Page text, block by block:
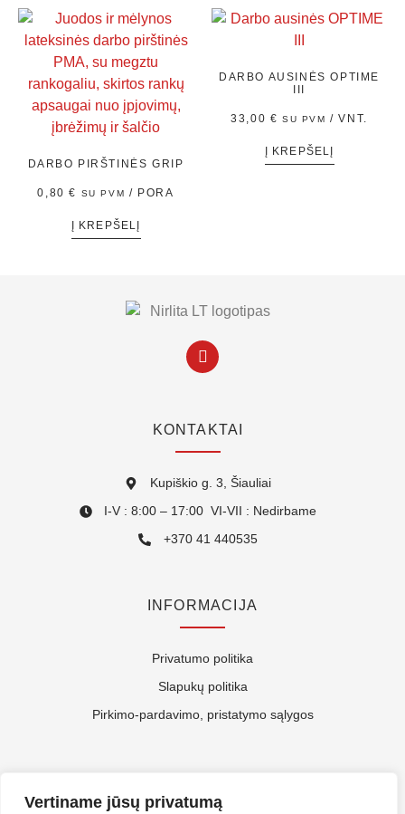
Vertiname jūsų privatumą
DARBO PIRŠTINĖS GRIP
0,80€ SU PVM / PORA
Į KREPŠELĮ
DARBO AUSINĖS OPTIME
33,00 € SU PVM / VNT.
Į KREPŠELĮ
KONTAKTAI
Kupiškio g. 3, Šiauliai
I-V : 8:00 – 17:00 VI-VII : Nedirbame
+370 41 440535
INFORMACIJA
Privatumo politika
Slapukų politika
Pirkimo-pardavimo, pristatymo sąlygos